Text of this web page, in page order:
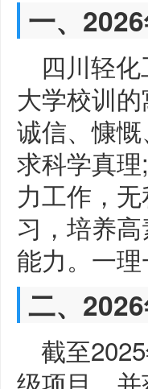
一、
四川轻
大学校训
诚信、慷
求科学真
力工作，
习，培养
能力。一
二、
截至